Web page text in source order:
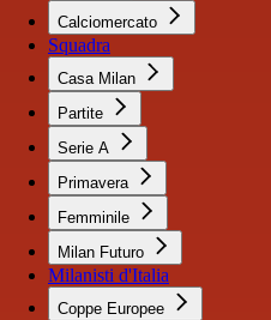
Calciomercato
Squadra
Casa Milan
Partite
Serie A
Primavera
Femminile
Milan Futuro
Milanisti d'Italia
Coppe Europee